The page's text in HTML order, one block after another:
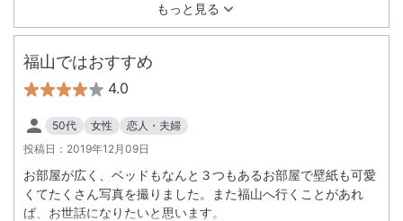
もっと見る
福山ではおすすめ
4.0
50代 女性
恋人・夫婦
投稿日： 2019年12月09日
お部屋が広く、ベッドもなんと３つもあるお部屋で壁紙も可愛
くてたくさん写真を撮りました。また福山へ行くことがあれ
ば、お世話になりたいと思います。